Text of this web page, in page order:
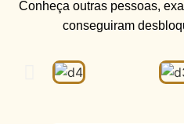
Conheça outras pessoas,
conseguiram